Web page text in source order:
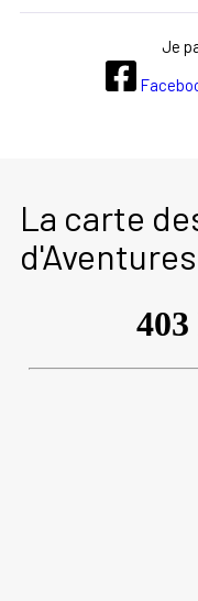
La carte
d'Aventures
Je